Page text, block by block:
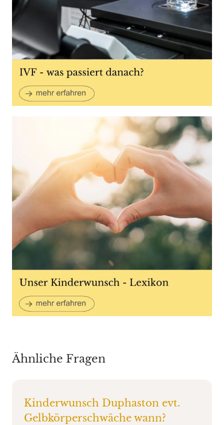
Ähnliche Fragen
Kinderwunsch Duphaston evt.
Gelbkörperschwäche wann?